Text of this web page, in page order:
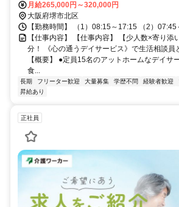
月給265,000円～320,000円
大阪府堺市北区
【勤務時間】 （1）08:15～17:15 （2）
【仕事内容】 【仕事内容】 【少人数×寄り添
分！ 《心の通うデイサービス》で生活相談員
【概要】 ●定員15名のアットホームなデイサ
食...
長期 フリーター歓迎 大量募集 学歴不問 経験者歓迎
昇給あり
正社員